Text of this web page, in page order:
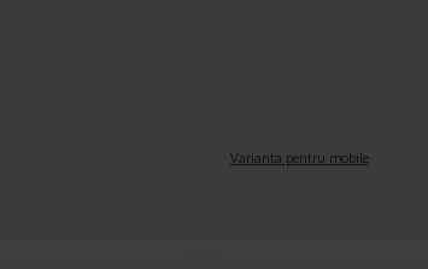
Varianta pentru mobile